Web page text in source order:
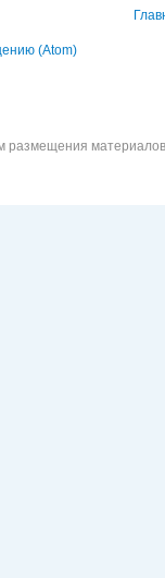
(Atom)
размещения